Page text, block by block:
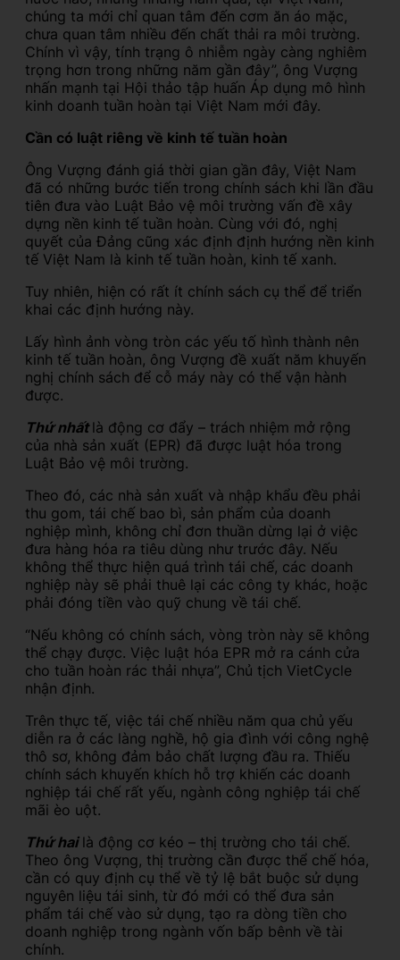
chúng ta mới chỉ quan tâm đến cơm ăn áo mặc,
chưa quan tâm nhiều đến chất thải ra môi trường.
Chính vì vậy, tính trạng ô nhiễm ngày càng nghiêm
trọng hơn trong những năm gần đây”, ông Vượng
nhấn mạnh tại Hội thảo tập huấn Áp dụng mô hình
kinh doanh tuần hoàn tại Việt Nam mới đây.
Cần có luật riêng về kinh tế tuần hoàn
Ông Vượng đánh giá thời gian gần đây, Việt Nam
đã có những bước tiến trong chính sách khi lần đầu
tiên đưa vào Luật Bảo vệ môi trường vấn đề xây
dựng nền kinh tế tuần hoàn. Cùng với đó, nghị
quyết của Đảng cũng xác định định hướng nền kinh
tế Việt Nam là kinh tế tuần hoàn, kinh tế xanh.
Tuy nhiên, hiện có rất ít chính sách cụ thể để triển
khai các định hướng này.
Lấy hình ảnh vòng tròn các yếu tố hình thành nên
kinh tế tuần hoàn, ông Vượng đề xuất năm khuyến
nghị chính sách để cỗ máy này có thể vận hành
được.
Thứ nhấtlà động cơ đẩy – trách nhiệm mở rộng
của nhà sản xuất (EPR) đã được luật hóa trong
Luật Bảo vệ môi trường.
Theo đó, các nhà sản xuất và nhập khẩu đều phải
thu gom, tái chế bao bì, sản phẩm của doanh
nghiệp mình, không chỉ đơn thuần dừng lại ở việc
đưa hàng hóa ra tiêu dùng như trước đây. Nếu
không thể thực hiện quá trình tái chế, các doanh
nghiệp này sẽ phải thuê lại các công ty khác, hoặc
phải đóng tiền vào quỹ chung về tái chế.
“Nếu không có chính sách, vòng tròn này sẽ không
thể chạy được. Việc luật hóa EPR mở ra cánh cửa
cho tuần hoàn rác thải nhựa”, Chủ tịch VietCycle
nhận định.
Trên thực tế, việc tái chế nhiều năm qua chủ yếu
diễn ra ở các làng nghề, hộ gia đình với công nghệ
thô sơ, không đảm bảo chất lượng đầu ra. Thiếu
chính sách khuyến khích hỗ trợ khiến các doanh
nghiệp tái chế rất yếu, ngành công nghiệp tái chế
mãi èo uột.
Thứ hailà động cơ kéo – thị trường cho tái chế.
Theo ông Vượng, thị trường cần được thể chế hóa,
cần có quy định cụ thể về tỷ lệ bắt buộc sử dụng
nguyên liệu tái sinh, từ đó mới có thể đưa sản
phẩm tái chế vào sử dụng, tạo ra dòng tiền cho
doanh nghiệp trong ngành vốn bấp bênh về tài
chính.